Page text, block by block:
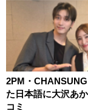
2PM・CHANSUNG
た日本語に大沢あ
コミ